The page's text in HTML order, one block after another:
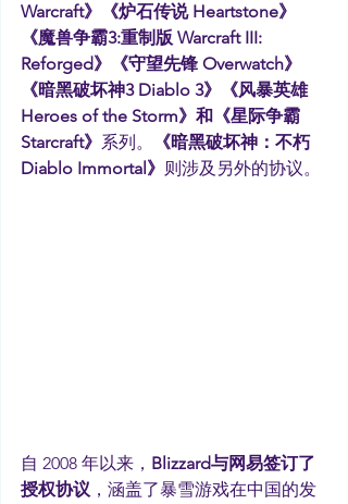
Warcraft》《炉石传说 Heartstone》
《魔兽争霸3:重制版 Warcraft III:
Reforged》《守望先锋 Overwatch》
《暗黑破坏神3 Diablo 3》《风暴英雄
Heroes of the Storm》和《星际争霸
Starcraft》 系列。
《暗黑破坏神：不朽
Diablo Immortal》 则涉及另外的协议。
自 2008 年以来， Blizzard与网易签订了
授权协议 ，涵盖了暴雪游戏在中国的发